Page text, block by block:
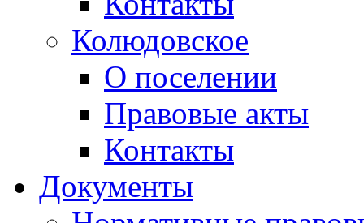
Колюдовское
О поселении
Правовые акты
Контакты
Документы